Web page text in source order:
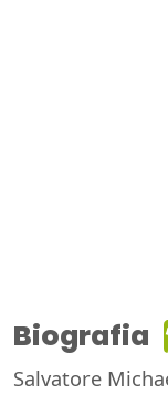
Biografia
Salvatore